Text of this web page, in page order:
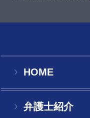
HOME
弁護士紹介